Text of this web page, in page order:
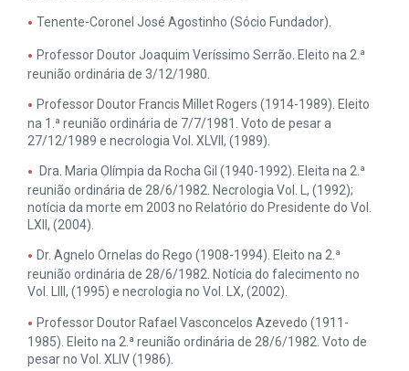
Tenente-Coronel José Agostinho (Sócio Fundador).
Professor Doutor Joaquim Veríssimo Serrão. Eleito na 2.ª
reunião ordinária de 3/12/1980.
Professor Doutor Francis Millet Rogers (1914-1989). Eleito
na 1.ª reunião ordinária de 7/7/1981. Voto de pesar a
27/12/1989 e necrologia Vol. XLVII, (1989).
Dra. Maria Olímpia da Rocha Gil (1940-1992). Eleita na 2.ª
reunião ordinária de 28/6/1982. Necrologia Vol. L, (1992);
notícia da morte em 2003 no Relatório do Presidente do Vol.
LXII, (2004).
Dr. Agnelo Ornelas do Rego (1908-1994). Eleito na 2.ª
reunião ordinária de 28/6/1982. Notícia do falecimento no
Vol. LIII, (1995) e necrologia no Vol. LX, (2002).
Professor Doutor Rafael Vasconcelos Azevedo (1911-
1985). Eleito na 2.ª reunião ordinária de 28/6/1982. Voto de
pesar no Vol. XLIV (1986).